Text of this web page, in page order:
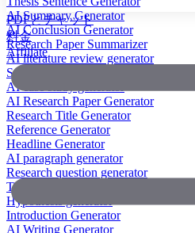
AI Summary Generator
AI Conclusion Generator
Research Paper Summarizer
AI literature review generator
Scientific Paper Summarizer
AI case study generator
AI Research Paper Generator
Research Title Generator
Reference Generator
Headline Generator
AI paragraph generator
Research question generator
Thesis paragraph generator
Hypothesis generator
Introduction Generator
AI Writing Generator
PDFとチャット
料金
Affiliate